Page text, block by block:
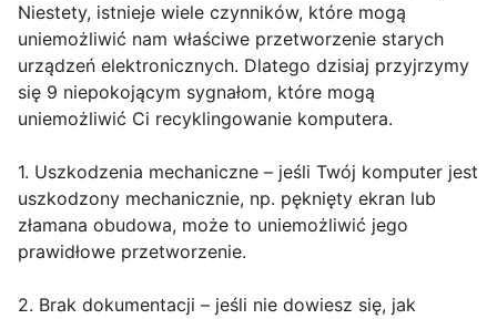
Niestety, istnieje wiele czynników, które mogą
uniemożliwić nam właściwe przetworzenie starych
urządzeń elektronicznych. Dlatego dzisiaj przyjrzymy
się 9 niepokojącym sygnałom, które mogą
uniemożliwić Ci recyklingowanie komputera.
1. Uszkodzenia mechaniczne – jeśli Twój komputer jest
uszkodzony mechanicznie, np. pęknięty ekran lub
złamana obudowa, może to uniemożliwić jego
prawidłowe przetworzenie.
2. Brak dokumentacji – jeśli nie dowiesz się, jak